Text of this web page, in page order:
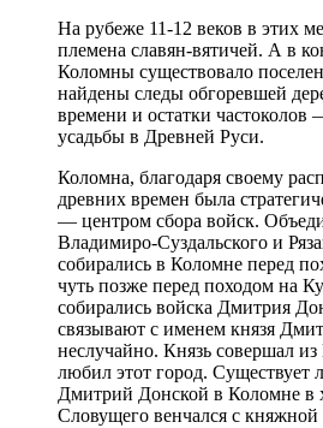
На рубеже 11-12 веков в этих
племена славян-вятичей. А в
Коломны существовало
найдены следы обгоревшей
времени и остатки частоколов
усадьбы в Древней Руси.
Коломна, благодаря своему
древних времен была
— центром сбора войск.
Владимиро-Суздальского и
собирались в Коломне перед
чуть позже перед походом на
собирались войска Дмитрия
связывают с именем князя
неслучайно. Князь совершал
любил этот город. Существует
Дмитрий Донской в Коломне в
Словущего венчался с